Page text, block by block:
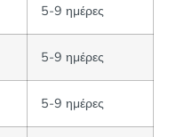
5-9 ημέρες
5-9 ημέρες
5-9 ημέρες